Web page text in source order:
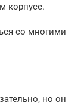
корпусе.
со многими
но он